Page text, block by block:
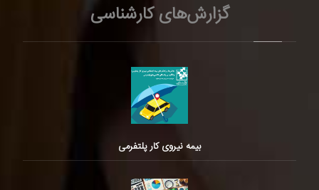
گزارش‌های کارشناسی
بیمه نیروی کار پلتفرمی